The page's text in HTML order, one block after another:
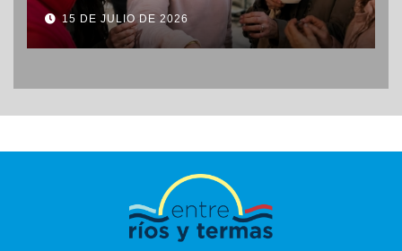
15 DE JULIO DE 2026